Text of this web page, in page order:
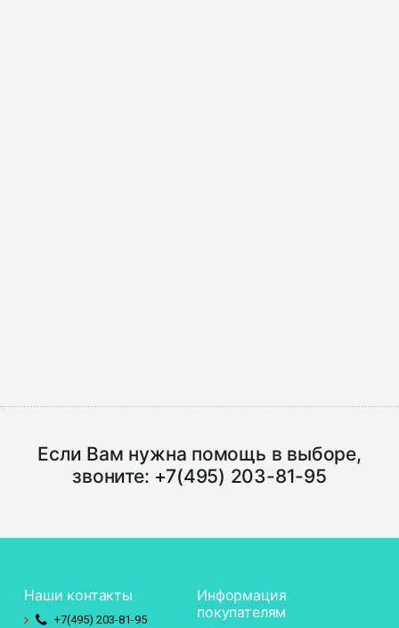
Если Вам нужна помощь в выборе,
звоните: +7(495) 203-81-95
Наши контакты
+7(495) 203-81-95
Информация
покупателям